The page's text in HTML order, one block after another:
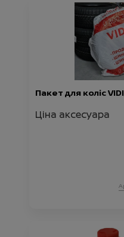
Пакет для коліс
Ціна аксесуара